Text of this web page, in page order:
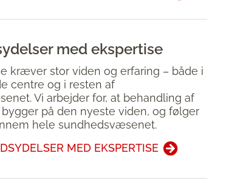
med ekspertise
kræver stor viden og erfaring – både i
centre og i resten af
Vi arbejder for, at behandling af
på den nyeste viden, og følger
hele sundhedsvæsenet.
MED EKSPERTISE